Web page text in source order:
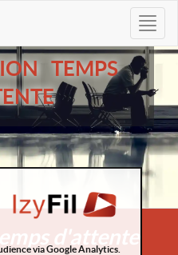
TEMPS
d'attente
via Google Analytics.